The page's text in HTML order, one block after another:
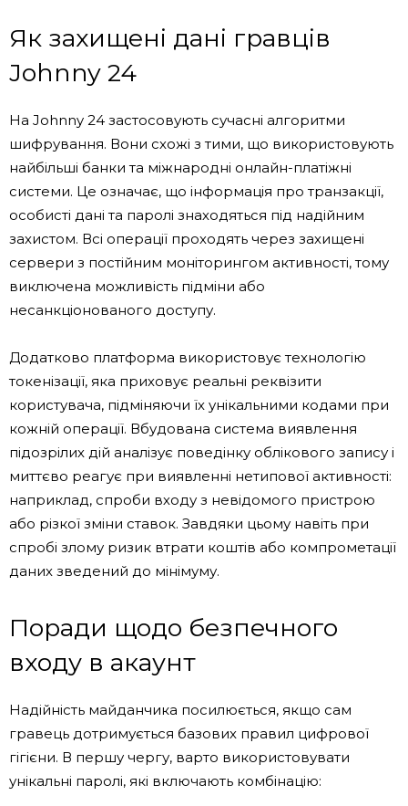
Як захищені дані гравців
Johnny 24
На Johnny 24 застосовують сучасні алгоритми
шифрування. Вони схожі з тими, що використовують
найбільші банки та міжнародні онлайн-платіжні
системи. Це означає, що інформація про транзакції,
особисті дані та паролі знаходяться під надійним
захистом. Всі операції проходять через захищені
сервери з постійним моніторингом активності, тому
виключена можливість підміни або
несанкціонованого доступу.
Додатково платформа використовує технологію
токенізації, яка приховує реальні реквізити
користувача, підміняючи їх унікальними кодами при
кожній операції. Вбудована система виявлення
підозрілих дій аналізує поведінку облікового запису і
миттєво реагує при виявленні нетипової активності:
наприклад, спроби входу з невідомого пристрою
або різкої зміни ставок. Завдяки цьому навіть при
спробі злому ризик втрати коштів або компрометації
даних зведений до мінімуму.
Поради щодо безпечного
входу в акаунт
Надійність майданчика посилюється, якщо сам
гравець дотримується базових правил цифрової
гігієни. В першу чергу, варто використовувати
унікальні паролі, які включають комбінацію: